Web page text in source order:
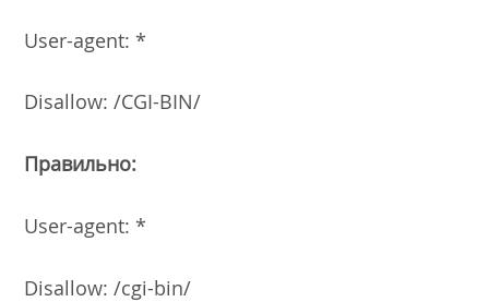
User-agent: *
Disallow: /CGI-BIN/
Правильно:
User-agent: *
Disallow: /cgi-bin/